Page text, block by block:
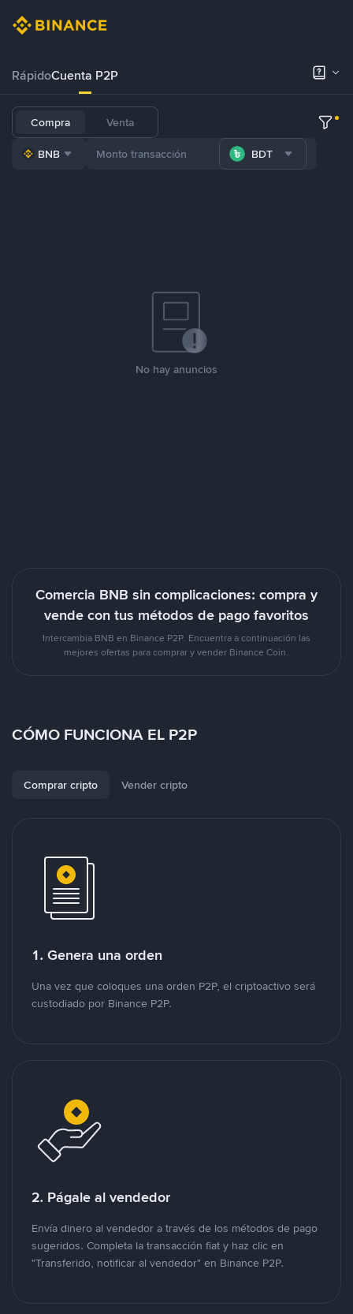
RápidoCuenta P2P
Compra Venta
BNB BDT
No hay anuncios
Comercia BNB sin complicaciones: compra y
vende con tus métodos de pago favoritos
Intercambia BNB en Binance P2P. Encuentra a continuación las
mejores ofertas para comprar y vender Binance Coin.
CÓMO FUNCIONA EL P2P
Comprar cripto Vender cripto
1. Genera una orden
Una vez que coloques una orden P2P, el criptoactivo será
custodiado por Binance P2P.
2. Págale al vendedor
Envía dinero al vendedor a través de los métodos de pago
sugeridos. Completa la transacción fiat y haz clic en
"Transferido, notificar al vendedor" en Binance P2P.